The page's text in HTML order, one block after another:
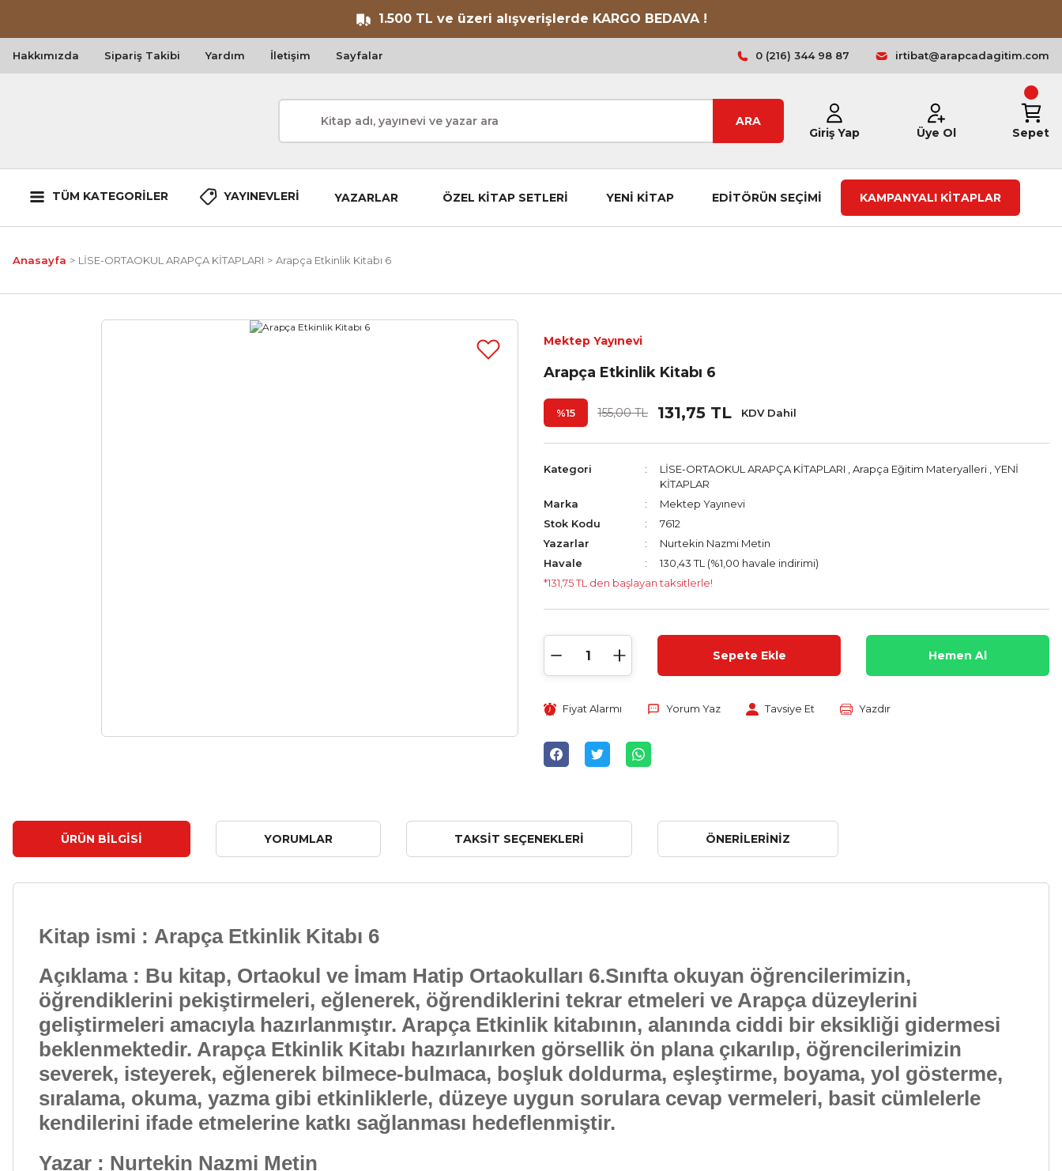
1.500 TL ve üzeri alışverişlerde KARGO BEDAVA !
Hakkımızda Sipariş Takibi Yardım İletişim Sayfalar 0 (216) 344 98 87 irtibat@arapcadagitim.com
ARA
Giriş Yap
Üye Ol Sepet
TÜM KATEGORİLER YAYINEVLERİ YAZARLAR ÖZEL KİTAP SETLERİ YENİ KİTAP EDİTÖRÜN SEÇİMİ KAMPANYALI KİTAPLAR
Anasayfa LİSE-ORTAOKUL ARAPÇA KİTAPLARI Arapça Etkinlik Kitabı 6
Mektep Yayınevi
Arapça Etkinlik Kitabı 6
%15 155,00 TL 131,75 TL KDV Dahil
Kategori LİSE-ORTAOKUL ARAPÇA KİTAPLARI Arapça Eğitim Materyalleri YENİ
KİTAPLAR
Marka
Mektep Yayınevi
Stok Kodu
7612
Yazarlar
Nurtekin Nazmi Metin
Havale
130,43 TL (%1,00 havale indirimi)
*131,75 TL den başlayan taksitlerle!
Sepete Ekle Hemen Al
Fiyat Alarmı Yorum Yaz Tavsiye Et Yazdır
ÜRÜN BILGISI YORUMLAR TAKSIT SEÇENEKLERI ÖNERILERINIZ
Kitap ismi : Arapça Etkinlik Kitabı 6
Açıklama : Bu kitap, Ortaokul ve İmam Hatip Ortaokulları 6.Sınıfta okuyan öğrencilerimizin,
öğrendiklerini pekiştirmeleri, eğlenerek, öğrendiklerini tekrar etmeleri ve Arapça düzeylerini
geliştirmeleri amacıyla hazırlanmıştır. Arapça Etkinlik kitabının, alanında ciddi bir eksikliği gidermesi
beklenmektedir. Arapça Etkinlik Kitabı hazırlanırken görsellik ön plana çıkarılıp, öğrencilerimizin
severek, isteyerek, eğlenerek bilmece-bulmaca, boşluk doldurma, eşleştirme, boyama, yol gösterme,
sıralama, okuma, yazma gibi etkinliklerle, düzeye uygun sorulara cevap vermeleri, basit cümlelerle
kendilerini ifade etmelerine katkı sağlanması hedeflenmiştir.
Yazar : Nurtekin Nazmi Metin